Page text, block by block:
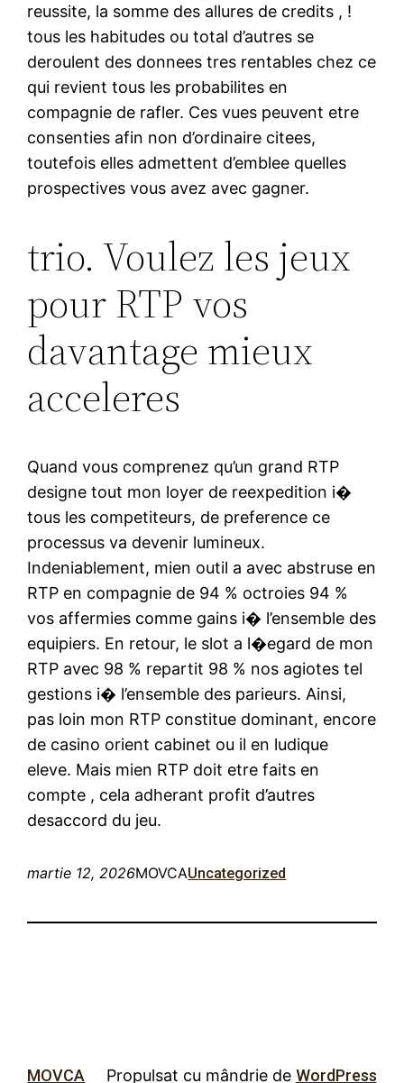
reussite, la somme des allures de credits , !
tous les habitudes ou total d’autres se
deroulent des donnees tres rentables chez ce
qui revient tous les probabilites en
compagnie de rafler. Ces vues peuvent etre
consenties afin non d’ordinaire citees,
toutefois elles admettent d’emblee quelles
prospectives vous avez avec gagner.
trio. Voulez les jeux
pour RTP vos
davantage mieux
acceleres
Quand vous comprenez qu’un grand RTP
designe tout mon loyer de reexpedition i�
tous les competiteurs, de preference ce
processus va devenir lumineux.
Indeniablement, mien outil a avec abstruse en
RTP en compagnie de 94 % octroies 94 %
vos affermies comme gains i� l’ensemble des
equipiers. En retour, le slot a l�egard de mon
RTP avec 98 % repartit 98 % nos agiotes tel
gestions i� l’ensemble des parieurs. Ainsi,
pas loin mon RTP constitue dominant, encore
de casino orient cabinet ou il en ludique
eleve. Mais mien RTP doit etre faits en
compte , cela adherant profit d’autres
desaccord du jeu.
martie 12, 2026MOVCAUncategorized
MOVCA Propulsat cu mândrie de WordPress